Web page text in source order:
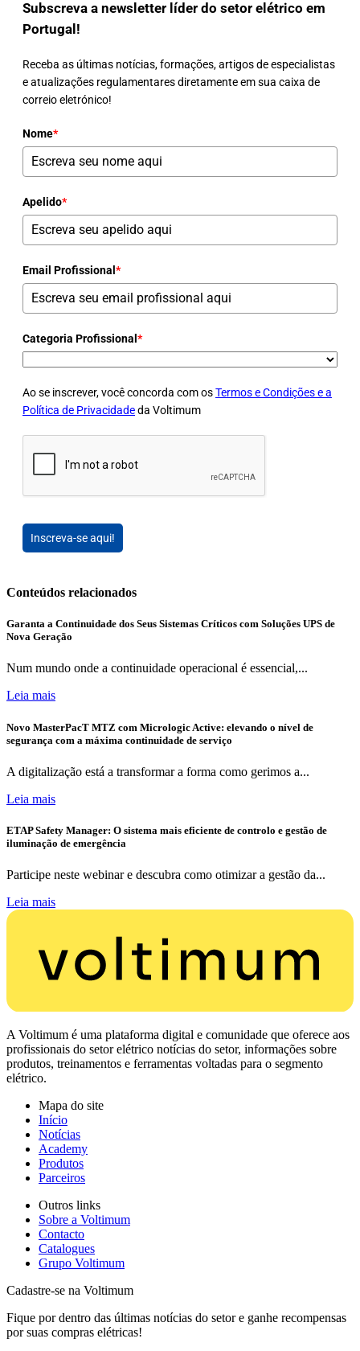
Subscreva a newsletter líder do setor elétrico em
Portugal!
Receba as últimas notícias, formações, artigos de especialistas
e atualizações regulamentares diretamente em sua caixa de
correio eletrónico!
Nome*
Apelido*
Email Profissional *
Categoria Profissional *
Ao se inscrever, você concorda com osTermos e Condições e a
Política de Privacidadeda Voltimum
Inscreva-se aqui!
Conteúdos relacionados
Garanta a Continuidade dos Seus Sistemas Críticos com Soluções UPS de
Nova Geração
Num mundo onde a continuidade operacional é essencial,...
Leia mais
Novo MasterPacT MTZ com Micrologic Active: elevando o nível de
segurança com a máxima continuidade de serviço
A digitalização está a transformar a forma como gerimos a...
Leia mais
ETAP Safety Manager: O sistema mais eficiente de controlo e gestão de
iluminação de emergência
Participe neste webinar e descubra como otimizar a gestão da...
Leia mais
A Voltimum é uma plataforma digital e comunidade que oferece aos
profissionais do setor elétrico notícias do setor, informações sobre
produtos, treinamentos e ferramentas voltadas para o segmento
elétrico.
Mapa do site
Início
Notícias
Academy
Produtos
Parceiros
Outros links
Sobre a Voltimum
Contacto
Catalogues
Grupo Voltimum
Cadastre-se na Voltimum
Fique por dentro das últimas notícias do setor e ganhe recompensas
por suas compras elétricas!